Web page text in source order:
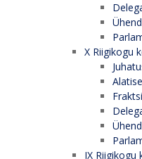
X Riigikogu
IX Riigikogu